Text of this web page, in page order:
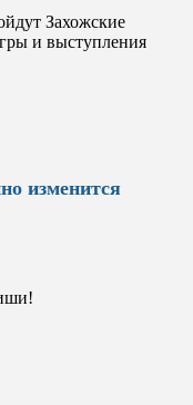
Захожские
и выступления
изменится